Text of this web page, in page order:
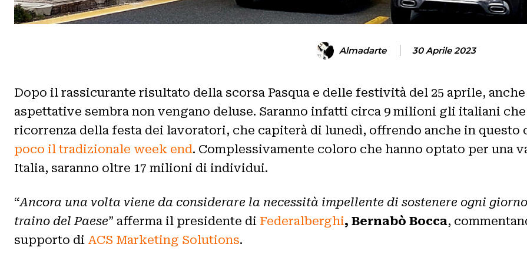
Almadarte 30 Aprile 2023
Dopo il rassicurante risultato della scorsa Pasqua e delle festività del 25 aprile,
aspettative sembra non vengano deluse. Saranno infatti circa 9 milioni gli italiani
ricorrenza della festa dei lavoratori, che capiterà di lunedì, offrendo anche in questo
poco il tradizionale week end. Complessivamente coloro che hanno optato per una
Italia, saranno oltre 17 milioni di individui.
“Ancora una volta viene da considerare la necessità impellente di sostenere ogni
traino del Paese” afferma il presidente di Federalberghi, Bernabò Bocca,
supporto di ACS Marketing Solutions.